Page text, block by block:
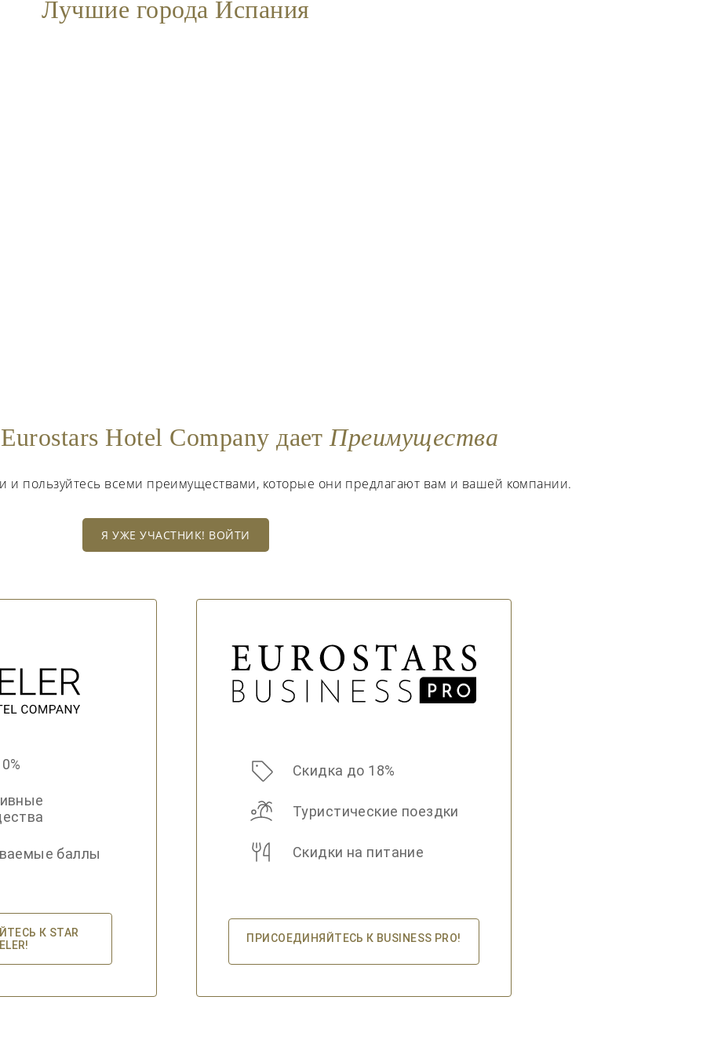
Лучшие города Испания
Hotel Company дает Преимущества
и пользуйтесь всеми преимуществами, которые они предлагают вам и вашей компании.
Я УЖЕ УЧАСТНИК! ВОЙТИ
баллы
К STAR
Скидка до 18%
Туристические поездки
Скидки на питание
ПРИСОЕДИНЯЙТЕСЬ К BUSINESS PRO!